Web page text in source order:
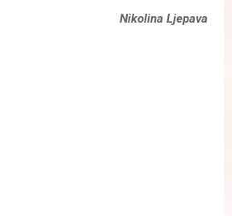
Nikolina Ljepava